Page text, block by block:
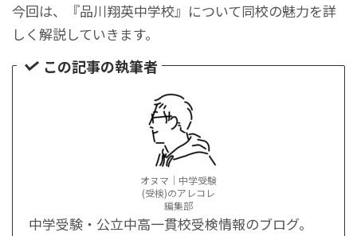
今回は、『品川翔英中学校』について同校の魅力を詳
しく解説していきます。
この記事の執筆者
オヌマ｜中学受験
(受検)のアレコレ
編集部
中学受験・公立中高一貫校受検情報のブログ。